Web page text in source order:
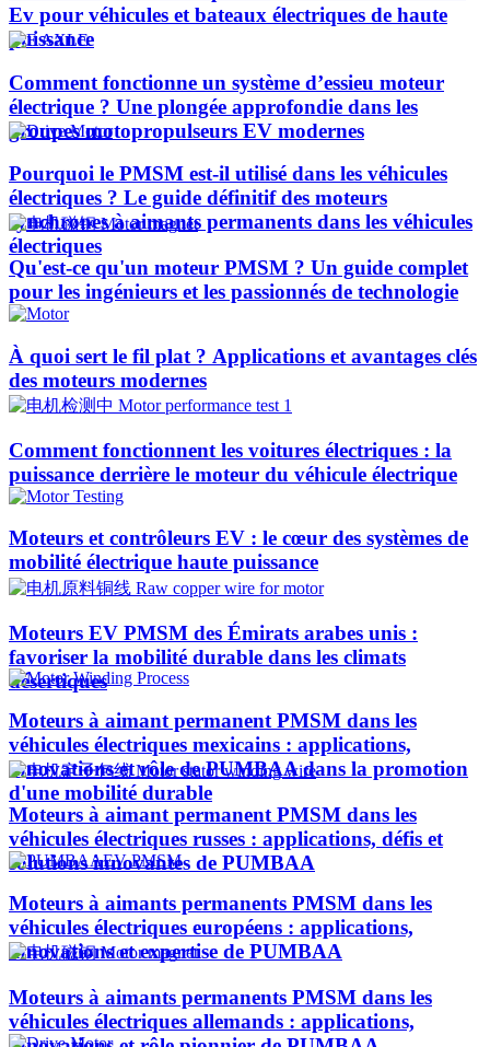
Ev pour véhicules et bateaux électriques de haute
puissance
Comment fonctionne un système d’essieu moteur
électrique ? Une plongée approfondie dans les
groupes motopropulseurs EV modernes
Pourquoi le PMSM est-il utilisé dans les véhicules
électriques ? Le guide définitif des moteurs
synchrones à aimants permanents dans les véhicules
électriques
Qu'est-ce qu'un moteur PMSM ? Un guide complet
pour les ingénieurs et les passionnés de technologie
À quoi sert le fil plat ? Applications et avantages clés
des moteurs modernes
Comment fonctionnent les voitures électriques : la
puissance derrière le moteur du véhicule électrique
Moteurs et contrôleurs EV : le cœur des systèmes de
mobilité électrique haute puissance
Moteurs EV PMSM des Émirats arabes unis :
favoriser la mobilité durable dans les climats
désertiques
Moteurs à aimant permanent PMSM dans les
véhicules électriques mexicains : applications,
innovations et rôle de PUMBAA dans la promotion
d'une mobilité durable
Moteurs à aimant permanent PMSM dans les
véhicules électriques russes : applications, défis et
solutions innovantes de PUMBAA
Moteurs à aimants permanents PMSM dans les
véhicules électriques européens : applications,
innovations et expertise de PUMBAA
Moteurs à aimants permanents PMSM dans les
véhicules électriques allemands : applications,